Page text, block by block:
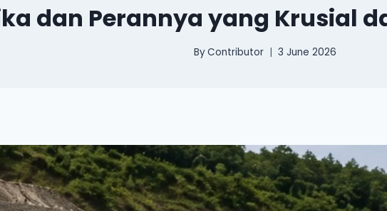
dan Perannya yang Krusial
ByContributor 3 June 2026